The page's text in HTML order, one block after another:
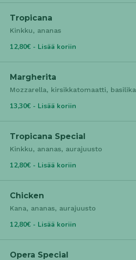
Tropicana
Kinkku, ananas
12,80€ - Lisää koriin
Margherita
Mozzarella, kirsikkatomaatti, basilika
13,30€ - Lisää koriin
Tropicana Special
Kinkku, ananas, aurajuusto
12,80€ - Lisää koriin
Chicken
Kana, ananas, aurajuusto
12,80€ - Lisää koriin
Opera Special